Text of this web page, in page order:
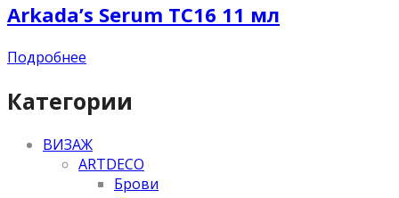
Arkada’s Serum TC16 11 мл
Подробнее
Категории
ВИЗАЖ
ARTDECO
Брови